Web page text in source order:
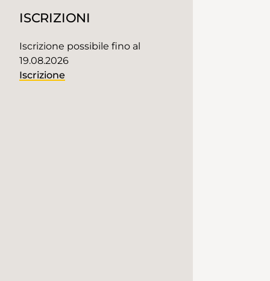
ISCRIZIONI
Iscrizione possibile fino al
19.08.2026
Iscrizione